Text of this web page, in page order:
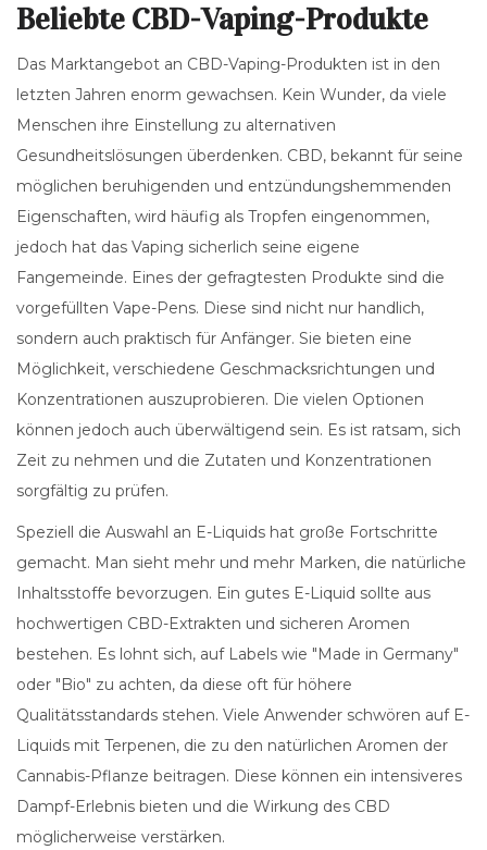
Beliebte CBD-Vaping-Produkte
Das Marktangebot an CBD-Vaping-Produkten ist in den
letzten Jahren enorm gewachsen. Kein Wunder, da viele
Menschen ihre Einstellung zu alternativen
Gesundheitslösungen überdenken. CBD, bekannt für seine
möglichen beruhigenden und entzündungshemmenden
Eigenschaften, wird häufig als Tropfen eingenommen,
jedoch hat das Vaping sicherlich seine eigene
Fangemeinde. Eines der gefragtesten Produkte sind die
vorgefüllten Vape-Pens. Diese sind nicht nur handlich,
sondern auch praktisch für Anfänger. Sie bieten eine
Möglichkeit, verschiedene Geschmacksrichtungen und
Konzentrationen auszuprobieren. Die vielen Optionen
können jedoch auch überwältigend sein. Es ist ratsam, sich
Zeit zu nehmen und die Zutaten und Konzentrationen
sorgfältig zu prüfen.
Speziell die Auswahl an E-Liquids hat große Fortschritte
gemacht. Man sieht mehr und mehr Marken, die natürliche
Inhaltsstoffe bevorzugen. Ein gutes E-Liquid sollte aus
hochwertigen CBD-Extrakten und sicheren Aromen
bestehen. Es lohnt sich, auf Labels wie "Made in Germany"
oder "Bio" zu achten, da diese oft für höhere
Qualitätsstandards stehen. Viele Anwender schwören auf E-
Liquids mit Terpenen, die zu den natürlichen Aromen der
Cannabis-Pflanze beitragen. Diese können ein intensiveres
Dampf-Erlebnis bieten und die Wirkung des CBD
möglicherweise verstärken.